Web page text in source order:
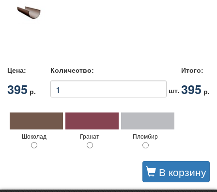
Цена:
395 р.
Количество:
шт.
Итого:
395 р.
Шоколад Гранат Пломбир
В корзину